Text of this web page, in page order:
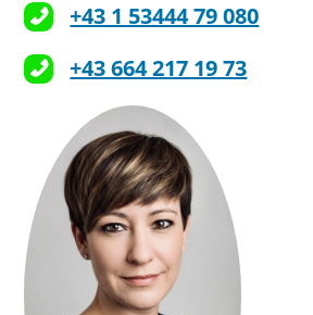
+43 1 53444 79 080
+43 664 217 19 73